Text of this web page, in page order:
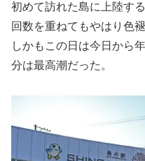
初めて訪れた島に上陸す
回数を重ねてもやはり色
しかもこの日は今日から
分は最高潮だった。